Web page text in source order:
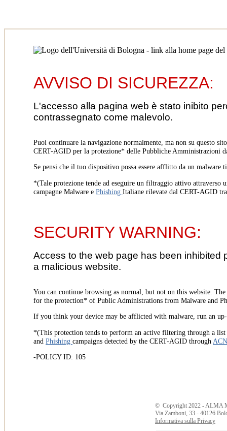
AVVISO DI SICUREZZA:
L'accesso alla pagina web è stato inibito
contrassegnato come malevolo.
Puoi continuare la navigazione normalmente, ma non su questo
CERT-AGID per la protezione* delle Pubbliche Amministrazioni
Se pensi che il tuo dispositivo possa essere afflitto da un
*(Tale protezione tende ad eseguire un filtraggio attivo
campagne Malware e Phishing Italiane rilevate dal CERT-AGID
SECURITY WARNING:
Access to the web page has been
a malicious website.
You can continue browsing as normal, but not on this website.
for the protection* of Public Administrations from Malware and
If you think your device may be afflicted with malware, run an
*(This protection tends to perform an active filtering through a
and Phishing campaigns detected by the CERT-AGID through
-POLICY ID: 105
© Copyright 2022 - ALMA
Via Zamboni, 33 - 40126
Informativa sulla Privacy